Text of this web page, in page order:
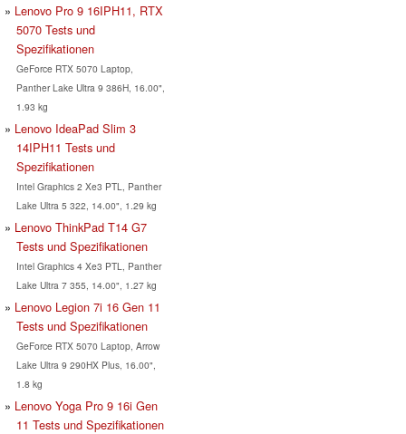
Lenovo Pro 9 16IPH11, RTX
5070 Tests und
Spezifikationen
GeForce RTX 5070 Laptop,
Panther Lake Ultra 9 386H, 16.00",
1.93 kg
Lenovo IdeaPad Slim 3
14IPH11 Tests und
Spezifikationen
Intel Graphics 2 Xe3 PTL, Panther
Lake Ultra 5 322, 14.00", 1.29 kg
Lenovo ThinkPad T14 G7
Tests und Spezifikationen
Intel Graphics 4 Xe3 PTL, Panther
Lake Ultra 7 355, 14.00", 1.27 kg
Lenovo Legion 7i 16 Gen 11
Tests und Spezifikationen
GeForce RTX 5070 Laptop, Arrow
Lake Ultra 9 290HX Plus, 16.00",
1.8 kg
Lenovo Yoga Pro 9 16i Gen
11 Tests und Spezifikationen